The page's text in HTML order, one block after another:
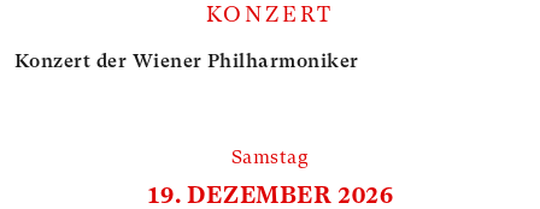
KONZERT
Konzert der Wiener Philharmoniker
Samstag
19. DEZEMBER 2026